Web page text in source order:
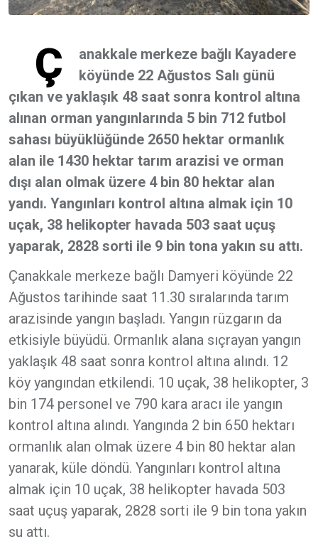
Ç
anakkale merkeze bağlı Kayadere
köyünde 22 Ağustos Salı günü
çıkan ve yaklaşık 48 saat sonra kontrol altına
alınan orman yangınlarında 5 bin 712 futbol
sahası büyüklüğünde 2650 hektar ormanlık
alan ile 1430 hektar tarım arazisi ve orman
dışı alan olmak üzere 4 bin 80 hektar alan
yandı. Yangınları kontrol altına almak için 10
uçak, 38 helikopter havada 503 saat uçuş
yaparak, 2828 sorti ile 9 bin tona yakın su attı.
Çanakkale merkeze bağlı Damyeri köyünde 22
Ağustos tarihinde saat 11.30 sıralarında tarım
arazisinde yangın başladı. Yangın rüzgarın da
etkisiyle büyüdü. Ormanlık alana sıçrayan yangın
yaklaşık 48 saat sonra kontrol altına alındı. 12
köy yangından etkilendi. 10 uçak, 38 helikopter, 3
bin 174 personel ve 790 kara aracı ile yangın
kontrol altına alındı. Yangında 2 bin 650 hektarı
ormanlık alan olmak üzere 4 bin 80 hektar alan
yanarak, küle döndü. Yangınları kontrol altına
almak için 10 uçak, 38 helikopter havada 503
saat uçuş yaparak, 2828 sorti ile 9 bin tona yakın
su attı.